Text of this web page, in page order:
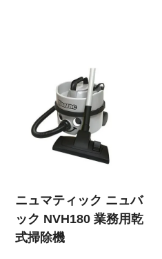
ニュマティック ニュバ
ック NVH180 業務用乾
式掃除機